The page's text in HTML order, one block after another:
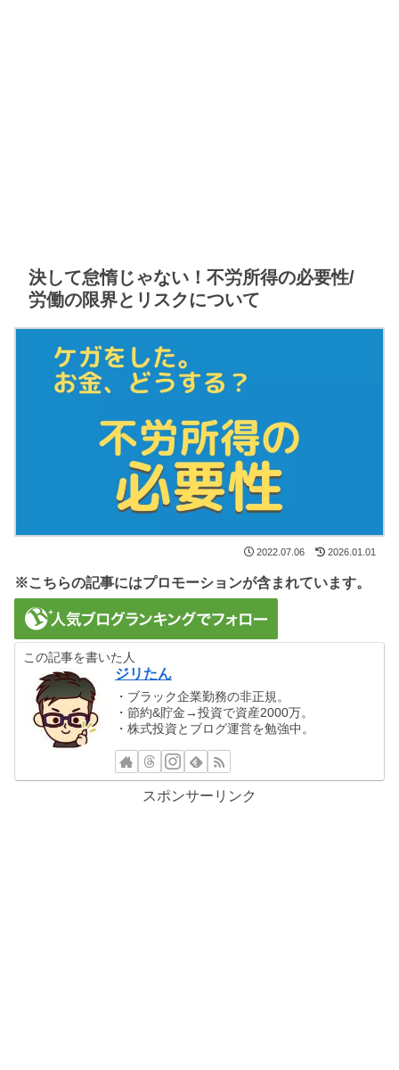
決して怠惰じゃない！不労所得の必要性/
労働の限界とリスクについて
2022.07.06 2026.01.01
※こちらの記事にはプロモーションが含まれています。
この記事を書いた人
ジリたん
・ブラック企業勤務の非正規。
・節約&貯金→投資で資産2000万。
・株式投資とブログ運営を勉強中。
スポンサーリンク